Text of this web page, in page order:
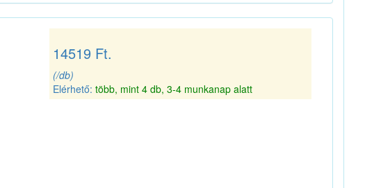
14519 Ft.
(/db)
Elérhető:több, mint 4 db, 3-4 munkanap alatt